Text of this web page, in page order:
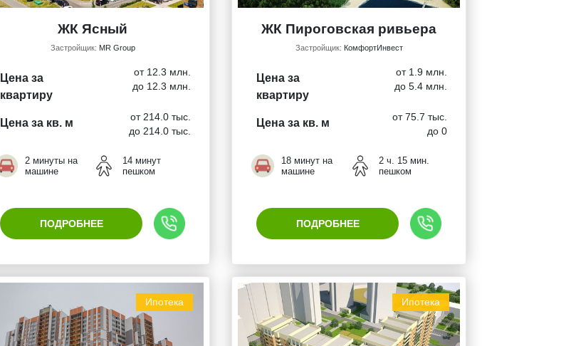
ЖК Ясный
Застройщик: MR Group
Цена за
квартиру
от 12.3 млн.
до 12.3 млн.
Цена за кв. м
от 214.0 тыс.
до 214.0 тыс.
2 минуты на
машине
14 минут
пешком
ПОДРОБНЕЕ
ЖК Пироговская ривьера
Застройщик: КомфортИнвест
Цена за
квартиру
от 1.9 млн.
до 5.4 млн.
Цена за кв. м
от 75.7 тыс.
до 0
18 минут на
машине
2 ч. 15 мин.
пешком
ПОДРОБНЕЕ
Ипотека Ипотека